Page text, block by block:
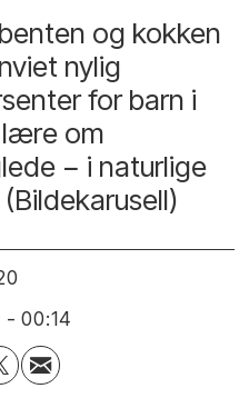
og kokken
nylig
for barn i
lære om
− i naturlige
- 00:14